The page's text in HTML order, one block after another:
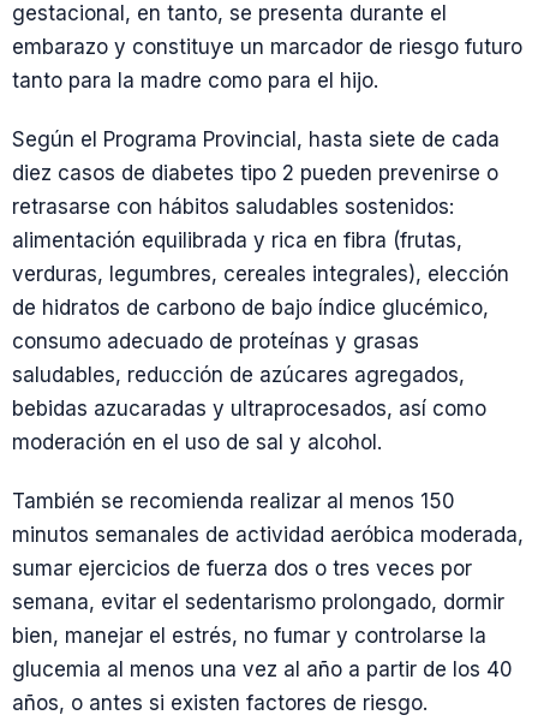
gestacional, en tanto, se presenta durante el
embarazo y constituye un marcador de riesgo futuro
tanto para la madre como para el hijo.
Según el Programa Provincial, hasta siete de cada
diez casos de diabetes tipo 2 pueden prevenirse o
retrasarse con hábitos saludables sostenidos:
alimentación equilibrada y rica en fibra (frutas,
verduras, legumbres, cereales integrales), elección
de hidratos de carbono de bajo índice glucémico,
consumo adecuado de proteínas y grasas
saludables, reducción de azúcares agregados,
bebidas azucaradas y ultraprocesados, así como
moderación en el uso de sal y alcohol.
También se recomienda realizar al menos 150
minutos semanales de actividad aeróbica moderada,
sumar ejercicios de fuerza dos o tres veces por
semana, evitar el sedentarismo prolongado, dormir
bien, manejar el estrés, no fumar y controlarse la
glucemia al menos una vez al año a partir de los 40
años, o antes si existen factores de riesgo.